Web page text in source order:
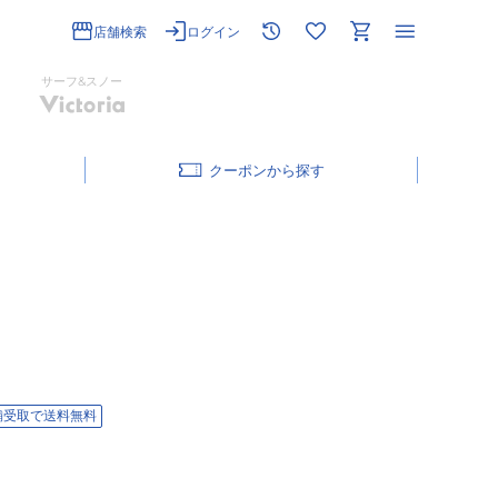
店舗検索 ログイン
サーフ&スノー
クーポン
受取で送料無料